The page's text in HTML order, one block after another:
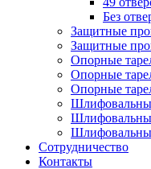
Без
Защитные
Защитные
Опорные
Опорные
Опорные
Сотрудничество
Контакты